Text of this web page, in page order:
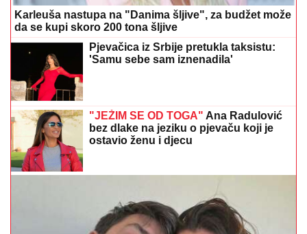
Karleuša nastupa na "Danima šljive", za budžet može
da se kupi skoro 200 tona šljive
Pjevačica iz Srbije pretukla taksistu:
'Samu sebe sam iznenadila'
"JEŽIM SE OD TOGA" Ana Radulović
bez dlake na jeziku o pjevaču koji je
ostavio ženu i djecu